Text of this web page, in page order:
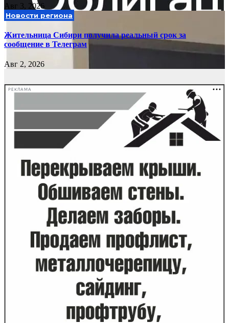
Авг 3, 2026
Новости региона
Жительница Сибири получила реальный срок за
сообщение в Телеграм
Авг 2, 2026
РЕКЛАМА